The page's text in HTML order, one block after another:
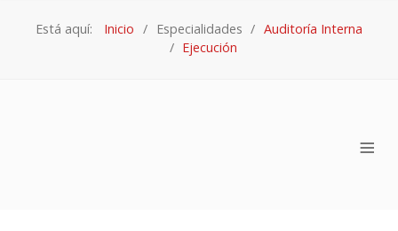
Está aquí: Inicio Especialidades
Auditoría Interna
Ejecución
≡